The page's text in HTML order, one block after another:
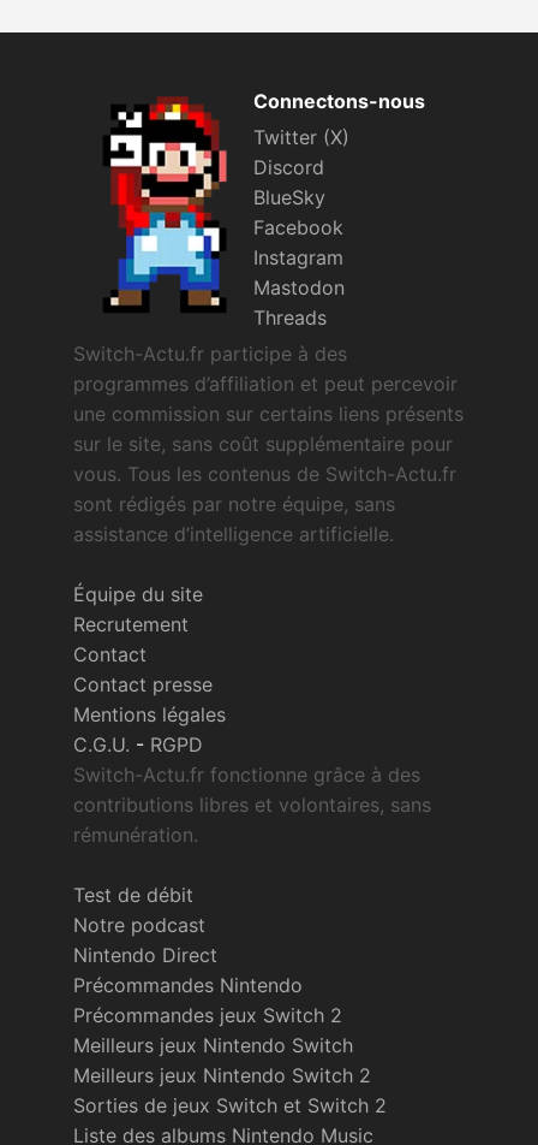
Connectons-nous
Twitter (X)
Discord
BlueSky
Facebook
Instagram
Mastodon
Threads
Switch-Actu.fr participe à des
programmes d’affiliation et peut percevoir
une commission sur certains liens présents
sur le site, sans coût supplémentaire pour
vous. Tous les contenus de Switch-Actu.fr
sont rédigés par notre équipe, sans
assistance d’intelligence artificielle.
Équipe du site
Recrutement
Contact
Contact presse
Mentions légales
C.G.U. - RGPD
Switch-Actu.fr fonctionne grâce à des
contributions libres et volontaires, sans
rémunération.
Test de débit
Notre podcast
Nintendo Direct
Précommandes Nintendo
Précommandes jeux Switch 2
Meilleurs jeux Nintendo Switch
Meilleurs jeux Nintendo Switch 2
Sorties de jeux Switch et Switch 2
Liste des albums Nintendo Music